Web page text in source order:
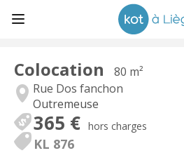
Colocation
80 m²
Rue Dos fanchon
Outremeuse
365 € hors charges
KL 876